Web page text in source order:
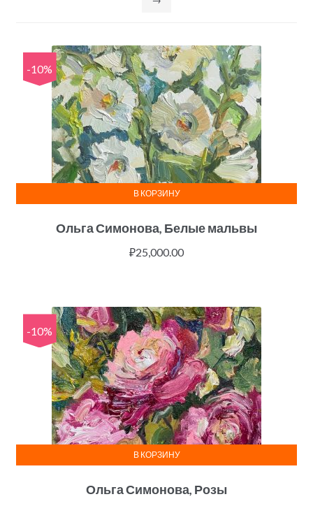
-10%
Ольга Симонова, Белые мальвы
₽25,000.00
В КОРЗИНУ
-10%
Ольга Симонова, Розы
В КОРЗИНУ